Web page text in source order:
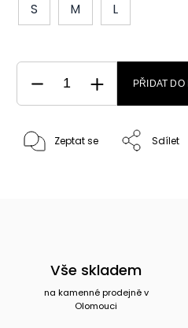
S
M L
PŘIDAT DO
Zeptat se Sdílet
Vše skladem
na kamenné prodejně v
Olomouci